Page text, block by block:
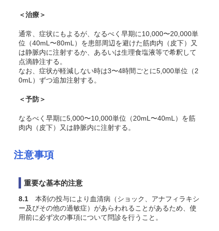
＜治療＞
通常、症状にもよるが、なるべく早期に10,000〜20,000単
位（40mL〜80mL）を患部周辺を避けた筋肉内（皮下）又
は静脈内に注射するか、あるいは生理食塩液等で希釈して
点滴静注する。
なお、症状が軽減しない時は3〜4時間ごとに5,000単位（2
0mL）ずつ追加注射する。
＜予防＞
なるべく早期に5,000〜10,000単位（20mL〜40mL）を筋
肉内（皮下）又は静脈内に注射する。
注意事項
重要な基本的注意
8.1 本剤の投与により血清病（ショック、アナフィラキシ
ー及びその他の過敏症）があらわれることがあるため、使
用前に必ず次の事項について問診を行うこと 。